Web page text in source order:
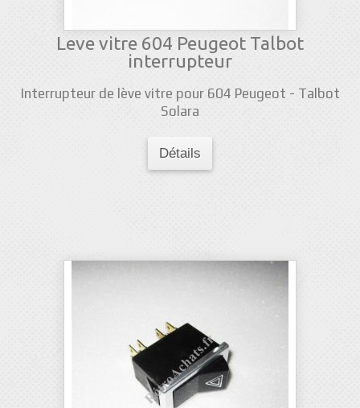
Leve vitre 604 Peugeot Talbot
interrupteur
Interrupteur de lève vitre pour 604 Peugeot - Talbot
Solara
Détails